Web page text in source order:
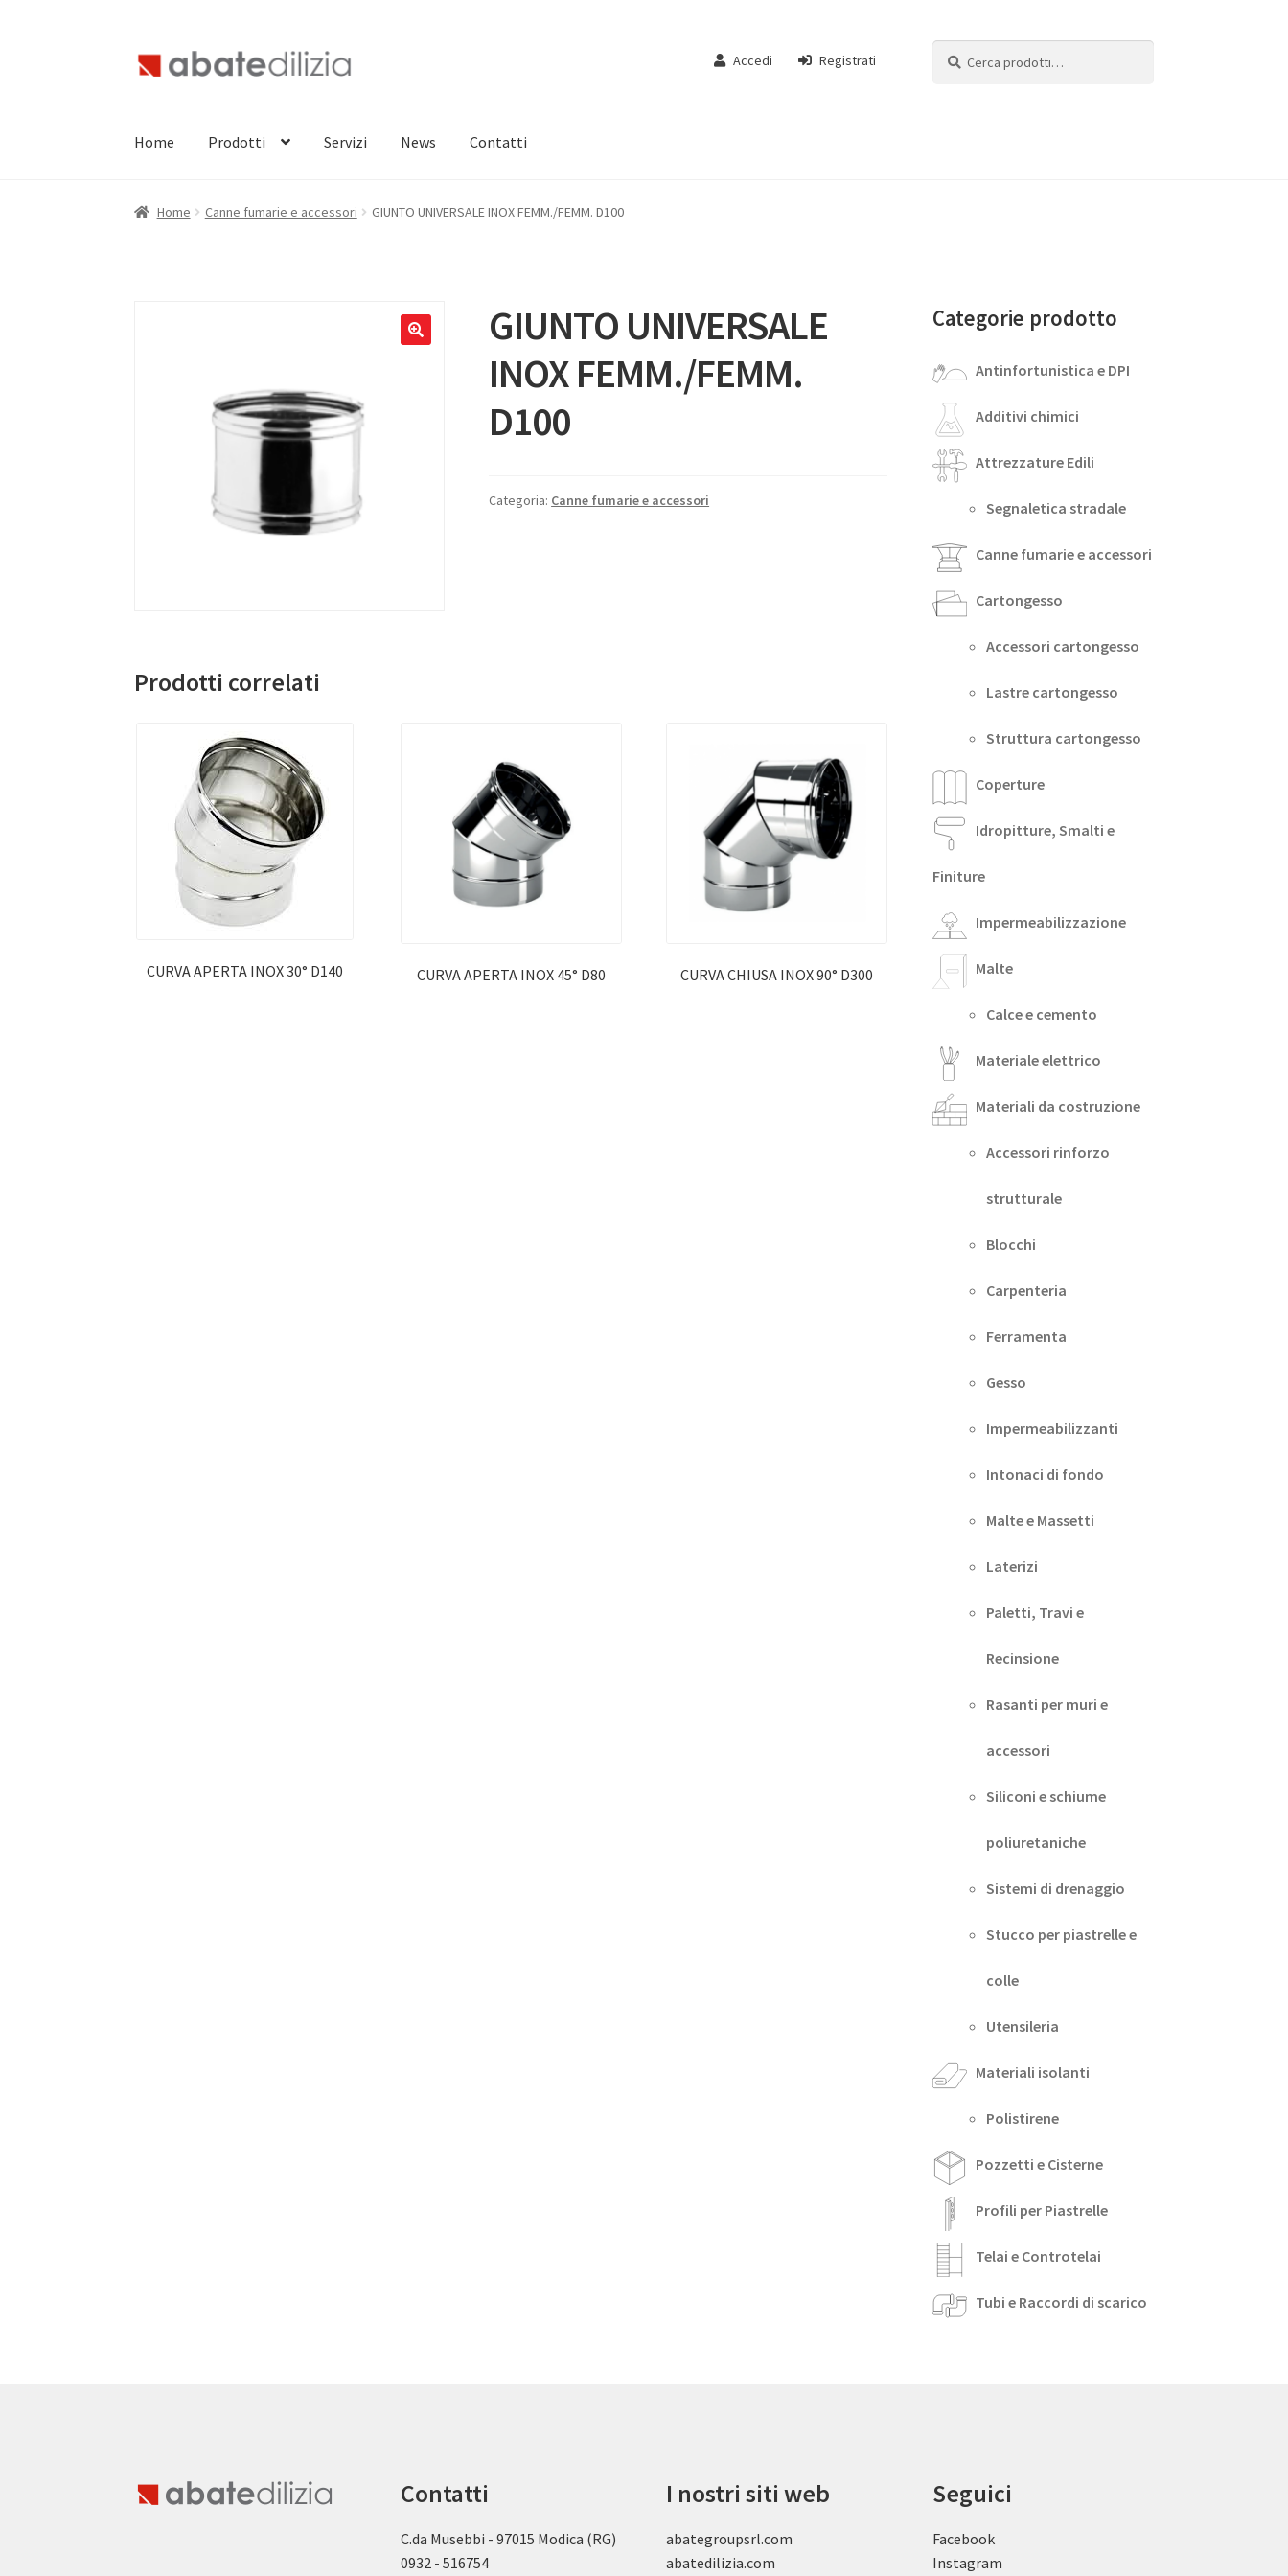
Vai
alla
Vai
al
Accedi Registrati
Home Prodotti Servizi News Contatti
Home Canne fumarie e accessori GIUNTO UNIVERSALE INOX FEMM./FEMM. D100
GIUNTO UNIVERSALE
INOX FEMM./FEMM.
D100
Categoria: Canne fumarie e accessori
Prodotti correlati
CURVA APERTA INOX 30° D140 CURVA APERTA INOX 45° D80 CURVA CHIUSA INOX 90° D300
Categorie prodotto
Antinfortunistica e DPI
Additivi chimici
Attrezzature Edili
Segnaletica stradale
Canne fumarie e accessori
Cartongesso
Accessori cartongesso
Lastre cartongesso
Struttura cartongesso
Coperture
Idropitture, Smalti e
Finiture
Impermeabilizzazione
Malte
Calce e cemento
Materiale elettrico
Materiali da costruzione
Accessori rinforzo
strutturale
Blocchi
Carpenteria
Ferramenta
Gesso
Impermeabilizzanti
Intonaci di fondo
Malte e Massetti
Laterizi
Paletti, Travi e
Recinsione
Rasanti per muri e
accessori
Siliconi e schiume
poliuretaniche
Sistemi di drenaggio
Stucco per piastrelle e
colle
Utensileria
Materiali isolanti
Polistirene
Pozzetti e Cisterne
Profili per Piastrelle
Telai e Controtelai
Tubi e Raccordi di scarico
Contatti
C.da Musebbi - 97015 Modica (RG)
0932 - 516754
I nostri siti web
abategroupsrl.com
abatedilizia.com
Seguici
Facebook
Instagram